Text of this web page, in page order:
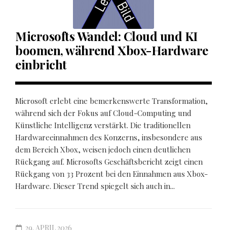
Microsofts Wandel: Cloud und KI
boomen, während Xbox-Hardware
einbricht
Microsoft erlebt eine bemerkenswerte Transformation,
während sich der Fokus auf Cloud-Computing und
Künstliche Intelligenz verstärkt. Die traditionellen
Hardwareeinnahmen des Konzerns, insbesondere aus
dem Bereich Xbox, weisen jedoch einen deutlichen
Rückgang auf. Microsofts Geschäftsbericht zeigt einen
Rückgang von 33 Prozent bei den Einnahmen aus Xbox-
Hardware. Dieser Trend spiegelt sich auch in...
29. APRIL 2026